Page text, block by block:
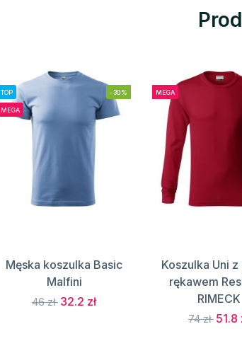
TOP
MEGA
-30%
Męska koszulka Basic
Malfini
46 zł 32.2 zł
MEGA
Koszulka Uni z
rękawem
RIMECK
74 zł 51.8